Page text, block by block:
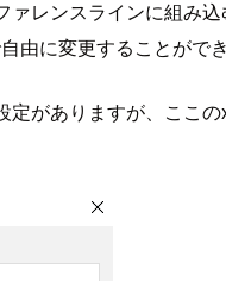
レンスラインに組み
由に変更することができ
がありますが、ここ